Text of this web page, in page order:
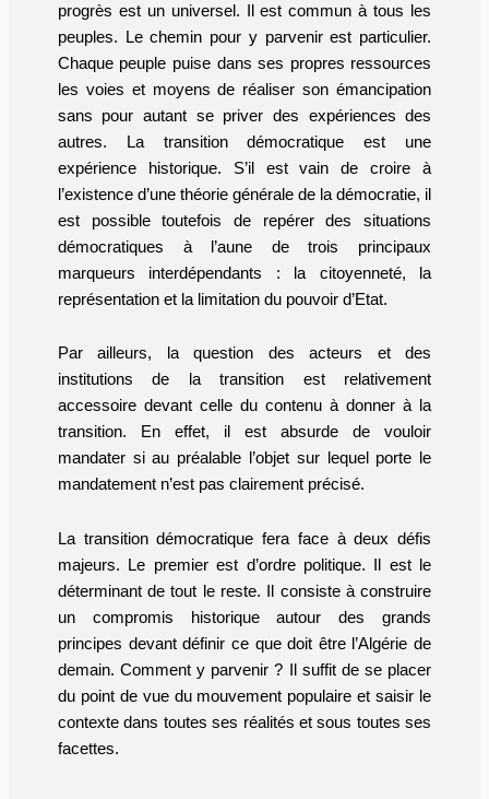
progrès est un universel. Il est commun à tous les
peuples. Le chemin pour y parvenir est particulier.
Chaque peuple puise dans ses propres ressources
les voies et moyens de réaliser son émancipation
sans pour autant se priver des expériences des
autres. La transition démocratique est une
expérience historique. S’il est vain de croire à
l’existence d’une théorie générale de la démocratie, il
est possible toutefois de repérer des situations
démocratiques à l’aune de trois principaux
marqueurs interdépendants : la citoyenneté, la
représentation et la limitation du pouvoir d’Etat.
Par ailleurs, la question des acteurs et des
institutions de la transition est relativement
accessoire devant celle du contenu à donner à la
transition. En effet, il est absurde de vouloir
mandater si au préalable l’objet sur lequel porte le
mandatement n’est pas clairement précisé.
La transition démocratique fera face à deux défis
majeurs. Le premier est d’ordre politique. Il est le
déterminant de tout le reste. Il consiste à construire
un compromis historique autour des grands
principes devant définir ce que doit être l’Algérie de
demain. Comment y parvenir ? Il suffit de se placer
du point de vue du mouvement populaire et saisir le
contexte dans toutes ses réalités et sous toutes ses
facettes.